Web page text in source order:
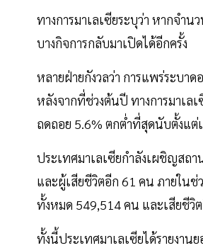
ทางการมาเลเซียระบุว่า หากจำ
บางกิจการกลับมาเปิดได้อีกครั้ง
หลายฝ่ายกังวลว่า การแพร่ระบา
หลังจากที่ช่วงต้นปี ทางการมาเล
ถดถอย 5.6% ตกต่ำที่สุดนับตั้งแต่
ประเทศมาเลเซียกำลังเผชิญสถ
และผู้เสียชีวิตอีก 61 คน ภายในช่
ทั้งหมด 549,514 คน และเสียชีวิ
ทั้งนี้ประเทศมาเลเซียได้รายงา